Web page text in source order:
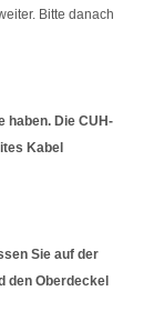
Bitte danach
haben. Die CUH-
Kabel
Sie auf der
den Oberdeckel